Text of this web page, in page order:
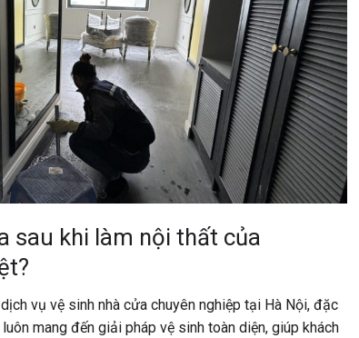
sau khi làm nội thất của
vụ vệ sinh nhà cửa chuyên nghiệp tại Hà Nội, đặc
mang đến giải pháp vệ sinh toàn diện, giúp khách